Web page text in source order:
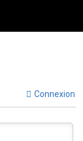
Connexion